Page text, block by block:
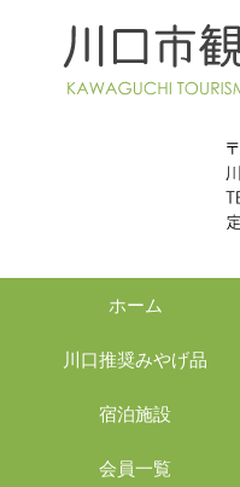
ホーム
川口推奨みやげ品
宿泊施設
会員一覧